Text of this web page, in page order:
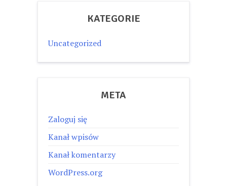
KATEGORIE
Uncategorized
META
Zaloguj się
Kanał wpisów
Kanał komentarzy
WordPress.org